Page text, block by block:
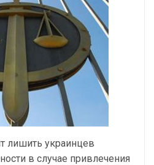
лишить украинцев
в случае привлечения